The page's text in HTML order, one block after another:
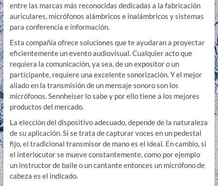
entre las marcas más reconocidas dedicadas a la fabricación
auriculares, micrófonos alámbricos e inalámbricos y sistemas
para conferencia e información.
Esta compañía ofrece soluciones que te ayudaran a proyectar
eficientemente un evento audiovisual. Cualquier acto que
requiera la comunicación, ya sea, de un expositor o un
participante, requiere una excelente sonorización. Y el mejor
aliado en la transmisión de un mensaje sonoro son los
micrófonos. Sennheiser lo sabe y por ello tiene a los mejores
productos del mercado.
La elección del dispositivo adecuado, depende de la naturaleza
de su aplicación. Si se trata de capturar voces en un pedestal
fijo, el tradicional transmisor de mano es el ideal. En cambio, si
el interlocutor se mueve constantemente, como por ejemplo
un instructor de baile o un cantante entonces un micrófono de
cabeza es el indicado.